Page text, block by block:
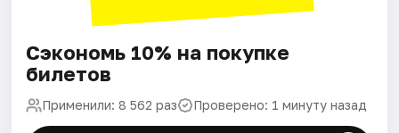
Сэкономь 10% на покупке
билетов
Применили: 8 562 раз Проверено: 1 минуту назад